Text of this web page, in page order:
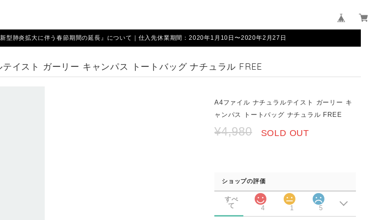
新型肺炎拡大に伴う春節期間の延長』について｜仕入先休業期間：2020年1月10日〜2020年2月27日
イスト ガーリー キャンパス トートバッグ ナチュラル FREE
A4ファイル ナチュラルテイスト ガーリー キ
ャンパス トートバッグ ナチュラル FREE
¥4,980 SOLD OUT
ショップの評価
すべ
て
4 1 5